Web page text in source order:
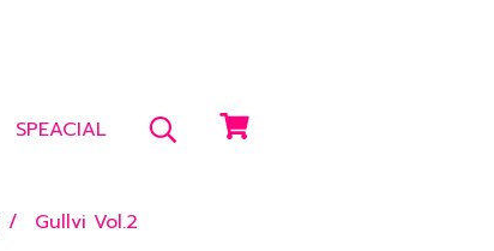
SPEACIAL
Gullvi Vol.2